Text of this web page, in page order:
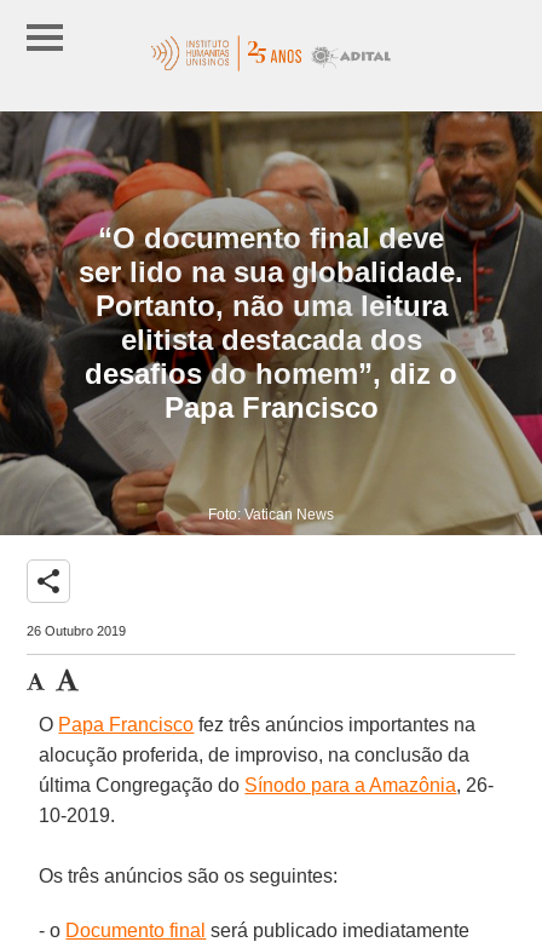
“O documento final deve
ser lido na sua globalidade.
Portanto, não uma leitura
elitista destacada dos
desafios do homem”, diz o
Papa Francisco
Foto: Vatican News
share
26 Outubro 2019
O Papa Francisco fez três anúncios importantes na
alocução proferida, de improviso, na conclusão da
última Congregação do Sínodo para a Amazônia, 26-
10-2019.
Os três anúncios são os seguintes:
- o Documento final será publicado imediatamente